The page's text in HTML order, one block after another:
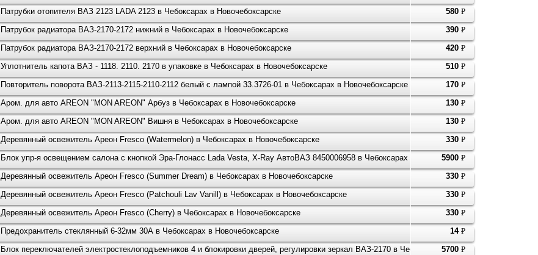
Патрубки отопителя ВАЗ 2123 LADA 2123 в Чебоксарах в Новочебоксарске 580 PУБ.
Патрубок радиатора ВАЗ-2170-2172 нижний в Чебоксарах в Новочебоксарске 390 PУБ.
Патрубок радиатора ВАЗ-2170-2172 верхний в Чебоксарах в Новочебоксарске 420 PУБ.
Уплотнитель капота ВАЗ - 1118. 2110. 2170 в упаковке в Чебоксарах в Новочебоксарске 510 PУБ.
Повторитель поворота ВАЗ-2113-2115-2110-2112 белый с лампой 33.3726-01 в Чебоксарах в Новочебоксарске 170 PУБ.
Аром. для авто AREON "MON AREON" Арбуз в Чебоксарах в Новочебоксарске 130 PУБ.
Аром. для авто AREON "MON AREON" Вишня в Чебоксарах в Новочебоксарске 130 PУБ.
Деревянный освежитель Ареон Fresco (Watermelon) в Чебоксарах в Новочебоксарске 330 PУБ.
Блок упр-я освещением салона с кнопкой Эра-Глонасс Lada Vesta, X-Ray АвтоВАЗ 8450006958 в Чебоксарах в Новочебоксарске
5900 PУБ.
Деревянный освежитель Ареон Fresco (Summer Dream) в Чебоксарах в Новочебоксарске 330 PУБ.
Деревянный освежитель Ареон Fresco (Patchouli Lav Vanill) в Чебоксарах в Новочебоксарске 330 PУБ.
Деревянный освежитель Ареон Fresco (Cherry) в Чебоксарах в Новочебоксарске 330 PУБ.
Предохранитель стеклянный 6-32мм 30А в Чебоксарах в Новочебоксарске 14 PУБ.
Блок переключателей электростеклоподъемников 4 и блокировки дверей, регулировки зеркал ВАЗ-2170 в Чебоксарах в Новочебоксарске
5700 PУБ.